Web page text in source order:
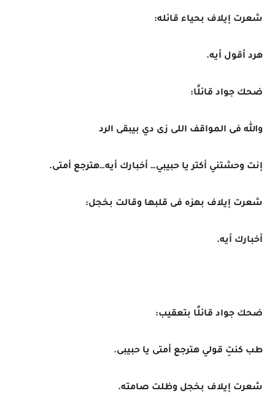
شعرت إيلاف بحياء قائله:
هرد أقول أيه.
ضحك جواد قائلًا:
والله فى المواقف اللى زى دي بيبقى الرد
إنت وحشتني أكتر يا حبيبي… أخبارك أيه…هترجع أمتى.
شعرت إيلاف بهزه فى قلبها وقالت بخجل:
أخبارك أيه.
ضحك جواد قائلًا بتعقيب:
طب كنتِ قولي هترجع أمتى يا حبيبى.
شعرت إيلاف بخجل وظلت صامته.